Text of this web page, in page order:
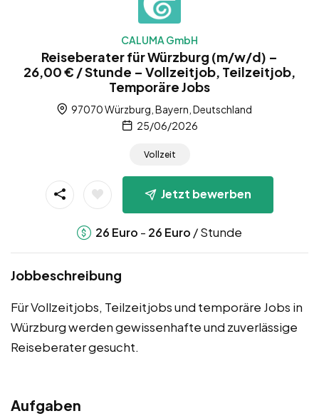
CALUMA GmbH
Reiseberater für Würzburg (m/w/d) –
26,00 € / Stunde – Vollzeitjob, Teilzeitjob,
Temporäre Jobs
97070 Würzburg, Bayern, Deutschland
25/06/2026
Vollzeit
Jetzt bewerben
26 Euro - 26 Euro / Stunde
Jobbeschreibung
Für Vollzeitjobs, Teilzeitjobs und temporäre Jobs in
Würzburg werden gewissenhafte und zuverlässige
Reiseberater gesucht.
Aufgaben